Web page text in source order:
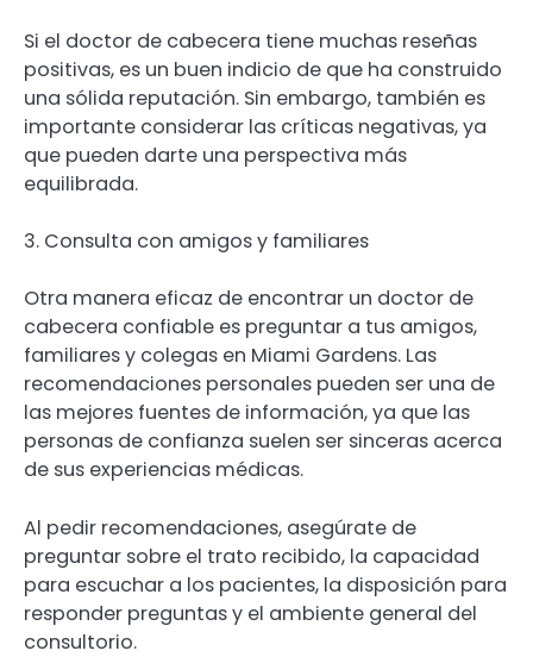
Si el doctor de cabecera tiene muchas reseñas
positivas, es un buen indicio de que ha construido
una sólida reputación. Sin embargo, también es
importante considerar las críticas negativas, ya
que pueden darte una perspectiva más
equilibrada.
3. Consulta con amigos y familiares
Otra manera eficaz de encontrar un doctor de
cabecera confiable es preguntar a tus amigos,
familiares y colegas en Miami Gardens. Las
recomendaciones personales pueden ser una de
las mejores fuentes de información, ya que las
personas de confianza suelen ser sinceras acerca
de sus experiencias médicas.
Al pedir recomendaciones, asegúrate de
preguntar sobre el trato recibido, la capacidad
para escuchar a los pacientes, la disposición para
responder preguntas y el ambiente general del
consultorio.